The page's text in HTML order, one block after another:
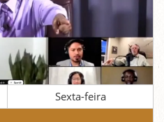
Sexta-feira